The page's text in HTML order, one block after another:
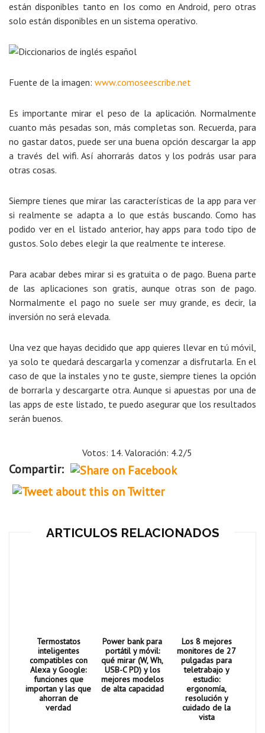
están disponibles tanto en Ios como en Android, pero otras
solo están disponibles en un sistema operativo.
Fuente de la imagen: www.comoseescribe.net
Es importante mirar el peso de la aplicación. Normalmente
cuanto más pesadas son, más completas son. Recuerda, para
no gastar datos, puede ser una buena opción descargar la app
a través del wifi. Así ahorrarás datos y los podrás usar para
otras cosas.
Siempre tienes que mirar las características de la app para ver
si realmente se adapta a lo que estás buscando. Como has
podido ver en el listado anterior, hay apps para todo tipo de
gustos. Solo debes elegir la que realmente te interese.
Para acabar debes mirar si es gratuita o de pago. Buena parte
de las aplicaciones son gratis, aunque otras son de pago.
Normalmente el pago no suele ser muy grande, es decir, la
inversión no será elevada.
Una vez que hayas decidido que app quieres llevar en tú móvil,
ya solo te quedará descargarla y comenzar a disfrutarla. En el
caso de que la instales y no te guste, siempre tienes la opción
de borrarla y descargarte otra. Aunque si apuestas por una de
las apps de este listado, te puedo asegurar que los resultados
serán buenos.
Votos: 14. Valoración: 4.2/5
Compartir:
ARTICULOS RELACIONADOS
Termostatos
inteligentes
compatibles con
Alexa y Google:
funciones que
importan y las que
ahorran de
verdad
Power bank para
portátil y móvil:
qué mirar (W, Wh,
USB-C PD) y los
mejores modelos
de alta capacidad
Los 8 mejores
monitores de 27
pulgadas para
teletrabajo y
estudio:
ergonomía,
resolución y
cuidado de la
vista